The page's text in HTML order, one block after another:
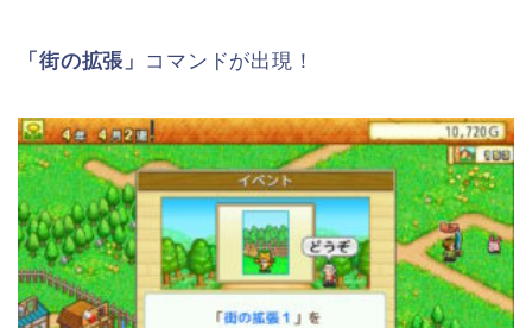
「街の拡張」 コマンドが出現！